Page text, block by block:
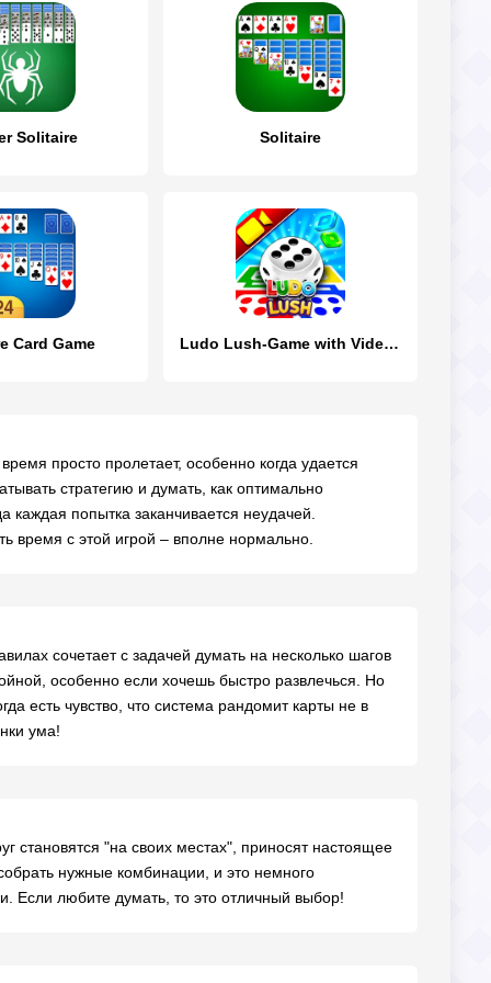
Solitaire Solitaire
Card Game Ludo Lush-Game with Video Call
просто пролетает, особенно когда удается
стратегию и думать, как оптимально
каждая попытка заканчивается неудачей.
время с этой игрой – вполне нормально.
сочетает с задачей думать на несколько шагов
особенно если хочешь быстро развлечься. Но
есть чувство, что система рандомит карты не в
ума!
становятся "на своих местах", приносят настоящее
нужные комбинации, и это немного
Если любите думать, то это отличный выбор!